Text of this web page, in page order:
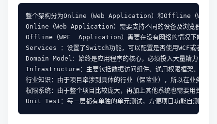
整个架构分为Online（Web Application）和Offline（WPF
Online（Web Application）需要支持不同的设备及浏览器，所
Offline（WPF  Application）需要在没有网络的情况下能正常
Services ：设置了Switch功能，可以配置是否使用WCF或者
Domain Model：始终是应用程序的核心，必须投入大量精力，按
Infrastructure：主要包括数据访问组件、通用权限框架、异常和
行业知识：由于项目牵涉到具体的行业（保险业），所以在业务
权限系统：由于整个项目比较庞大，再加上其他系统也需要用到